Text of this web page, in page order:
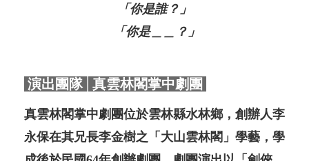
「你是誰？」
「你是＿＿？」
演出團隊│真雲林閣掌中劇團
真雲林閣掌中劇團位於雲林縣水林鄉，創辦人李
永保在其兄長李金樹之「大山雲林閣」學藝，學